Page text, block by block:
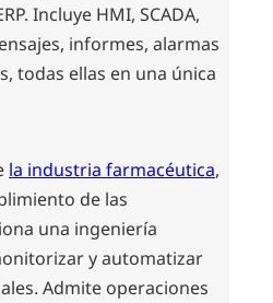
Incluye HMI, SCADA,
informes, alarmas
todas ellas en una única
la industria farmacéutica,
de las
una ingeniería
y automatizar
Admite operaciones